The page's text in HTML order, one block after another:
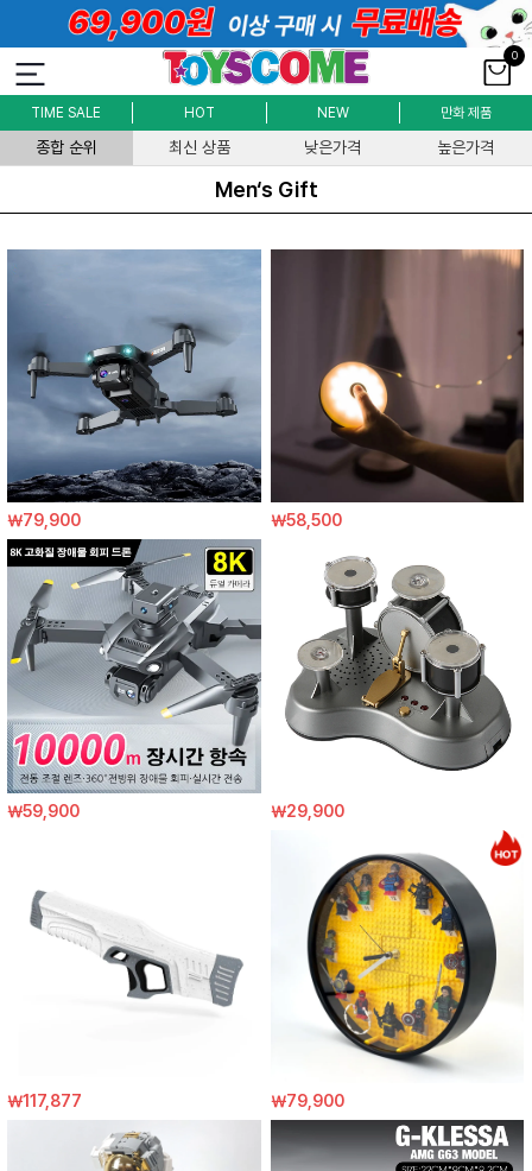
0
TIME SALE HOT NEW 만화 제품
종합 순위 최신 상품 낮은가격 높은가격
Men‘s Gift
￦79,900 ￦58,500
￦59,900 ￦29,900
￦117,877 ￦79,900